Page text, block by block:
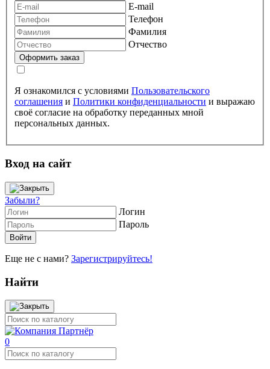
E-mail
Телефон
Фамилия
Отчество
Я ознакомился с условиями Пользовательского
соглашения и Политики конфиденциальности и выражаю
своё согласие на обработку переданных мной
персональных данных.
Вход на сайт
Забыли?
Логин
Пароль
Еще не с нами? Зарегистрируйтесь!
Найти
0